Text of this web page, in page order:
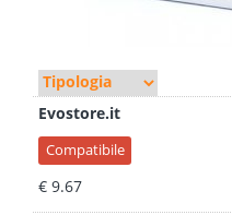
Evostore.it
Compatibile
€ 9.67